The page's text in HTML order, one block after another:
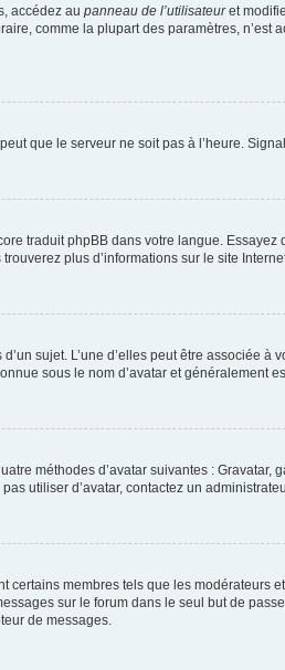
accédez au panneau de l’utilisateuret
comme la plupart des paramètres, n’est
que le serveur ne soit pas à l’heure.
traduit phpBB dans votre langue.
plus d’informations sur le site
sujet. L’une d’elles peut être associée
sous le nom d’avatar et généralement
méthodes d’avatar suivantes : Gravatar,
utiliser d’avatar, contactez un
membres tels que les modérateurs
sur le forum dans le seul but de
de messages.